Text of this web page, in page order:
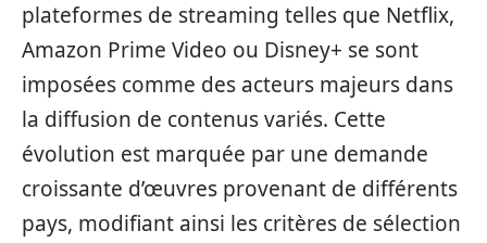
plateformes de streaming telles que Netflix,
Amazon Prime Video ou Disney+ se sont
imposées comme des acteurs majeurs dans
la diffusion de contenus variés. Cette
évolution est marquée par une demande
croissante d’œuvres provenant de différents
pays, modifiant ainsi les critères de sélection